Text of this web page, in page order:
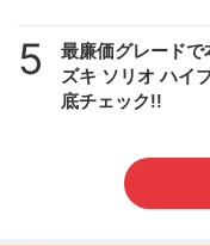
5
最廉価グレード
ズキ ソリオ ハイ
底チェック!!